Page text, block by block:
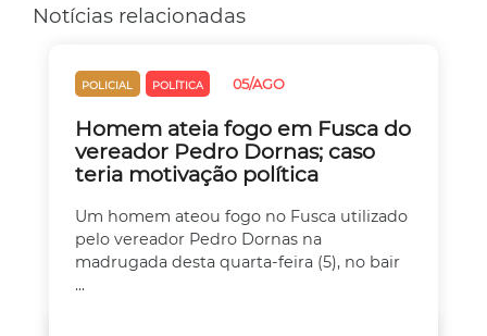
Notícias relacionadas
POLICIAL POLÍTICA 05/AGO
Homem ateia fogo em Fusca do
vereador Pedro Dornas; caso
teria motivação política
Um homem ateou fogo no Fusca utilizado
pelo vereador Pedro Dornas na
madrugada desta quarta-feira (5), no bair
...